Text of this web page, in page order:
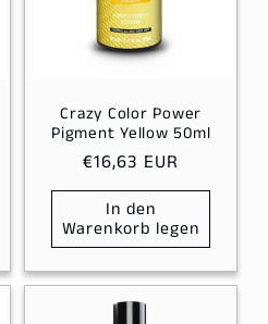
Crazy Color Power
Pigment Yellow 50ml
Normaler
Preis
€16,63 EUR
In den
Warenkorb legen